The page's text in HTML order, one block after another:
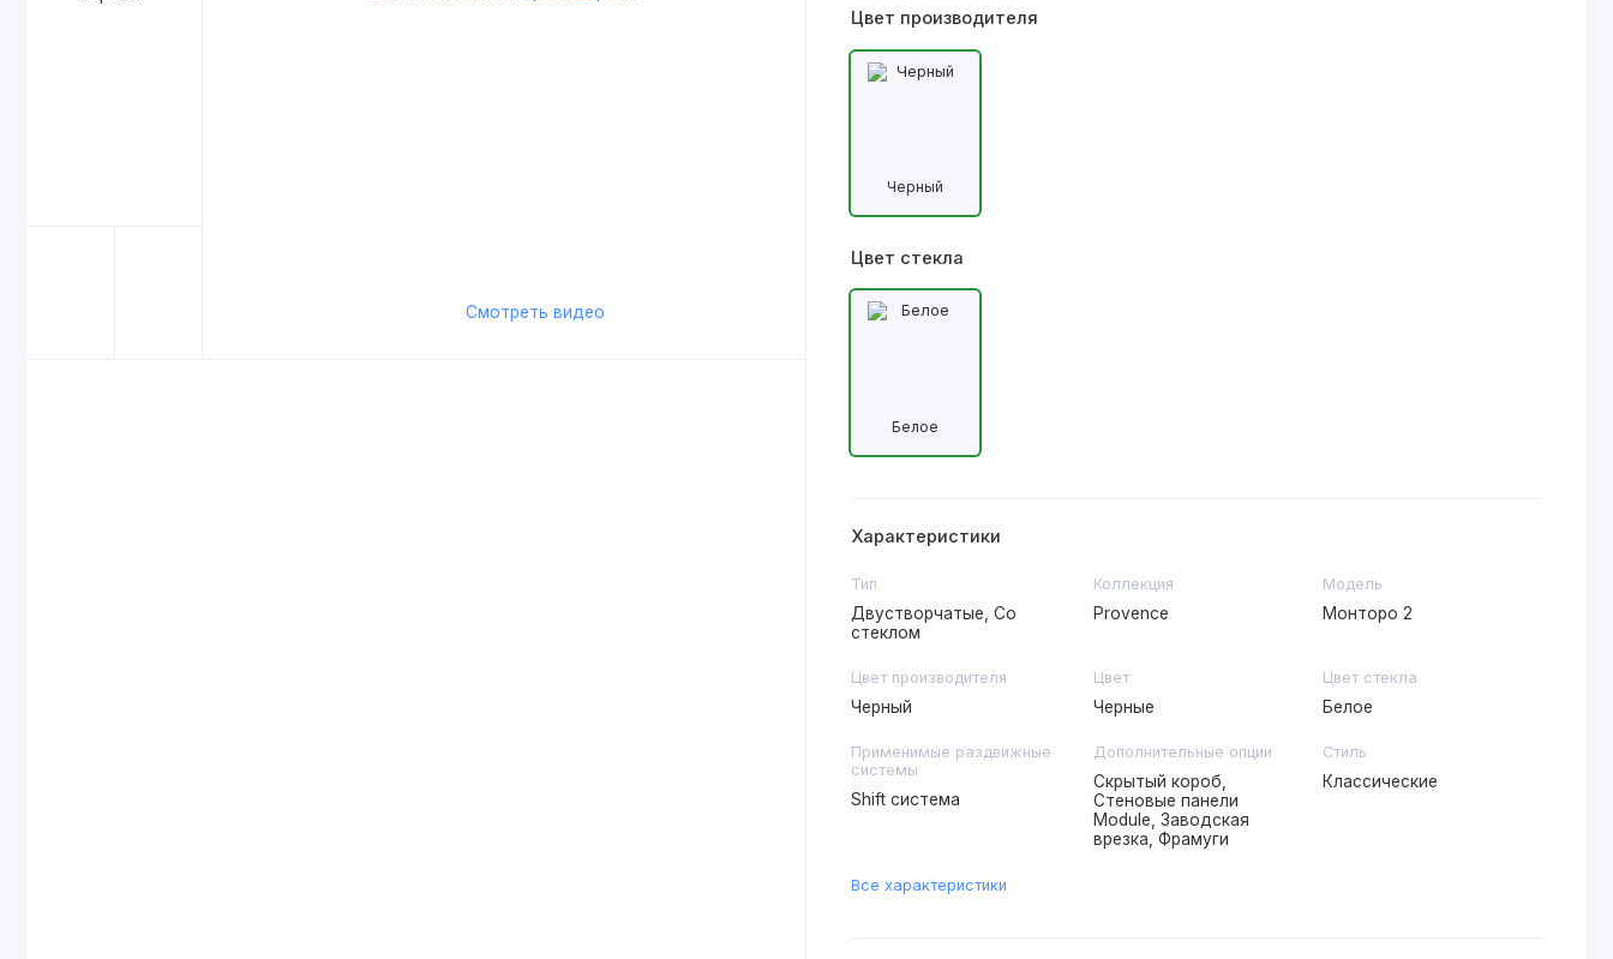
Смотреть видео
Цвет производителя
Черный
Цвет стекла
Белое
Характеристики
Тип
Двустворчатые, Со
стеклом
Коллекция
Provence
Модель
Монторо 2
Цвет производителя
Черный
Цвет
Черные
Цвет стекла
Белое
Применимые раздвижные
системы
Shift система
Дополнительные опции
Скрытый короб,
Стеновые панели
Module, Заводская
врезка, Фрамуги
Стиль
Классические
Все характеристики